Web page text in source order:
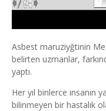
Asbest maruziyğtinin
belirten uzmanlar,
yaptı.
Her yıl binlerce insanın
bilinmeyen bir hastalık